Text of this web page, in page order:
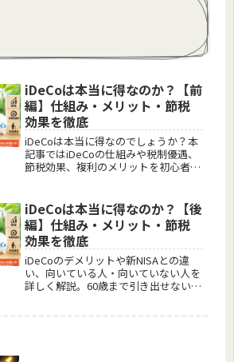
iDeCoは本当に得なのか？【前
編】仕組み・メリット・節税
効果を徹底
iDeCoは本当に得なのでしょうか？本
記事ではiDeCoの仕組みや税制優遇、
節税効果、複利のメリットを初心者に
iDeCoは本当に得なのか？【後
編】仕組み・メリット・節税
効果を徹底
iDeCoのデメリットや新NISAとの違
い、向いている人・向いていない人を
詳しく解説。60歳まで引き出せない注